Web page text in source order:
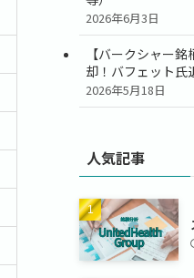
2026年6月3日
【バークシャー
却！バフェット氏
2026年5月18日
人気記事